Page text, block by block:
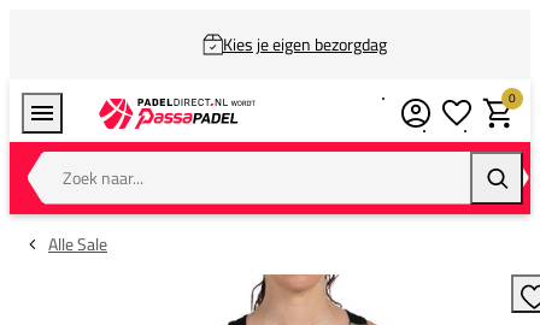
Kies je eigen bezorgdag
Zoek naar...
0
Alle Sale